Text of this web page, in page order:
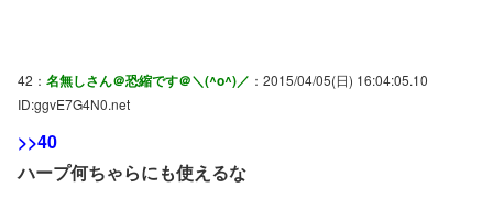
42： 名無しさん＠恐縮です＠＼(^o^)／ ：2015/04/05(日) 16:04:05.10
ID:ggvE7G4N0.net
>>40
ハープ何ちゃらにも使えるな